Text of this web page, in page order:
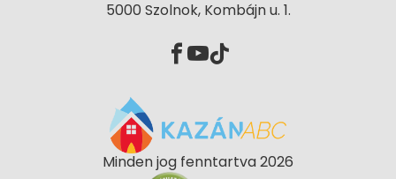
5000 Szolnok, Kombájn u. 1.
Minden jog fenntartva 2026